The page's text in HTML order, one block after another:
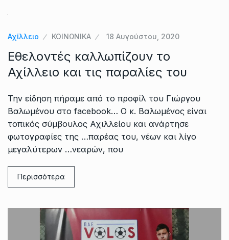
Αχίλλειο ΚΟΙΝΩΝΙΚΑ 18 Αυγούστου, 2020
Εθελοντές καλλωπίζουν το
Αχίλλειο και τις παραλίες του
Την είδηση πήραμε από το προφίλ του Γιώργου
Βαλωμένου στο facebook… Ο κ. Βαλωμένος είναι
τοπικός σύμβουλος Αχιλλείου και ανάρτησε
φωτογραφίες της …παρέας του, νέων και λίγο
μεγαλύτερων …νεαρών, που
Περισσότερα